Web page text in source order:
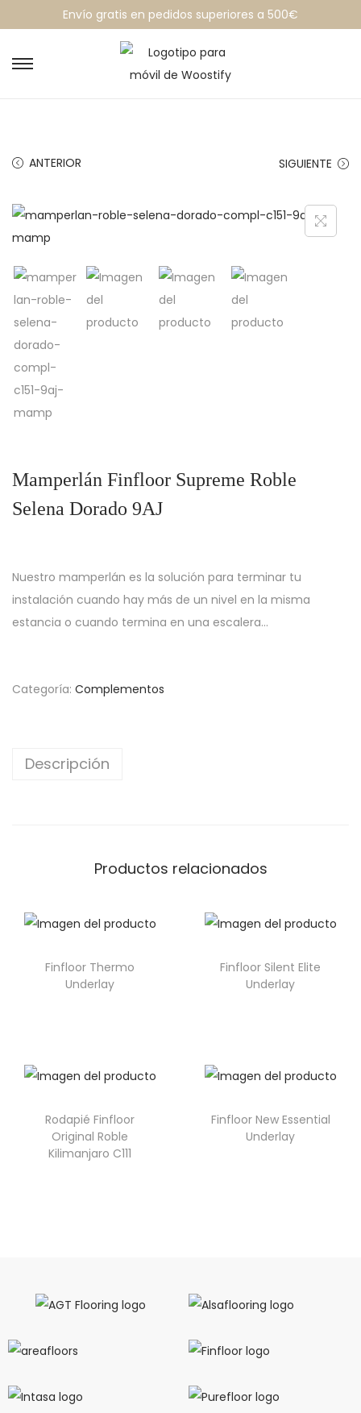
Envío gratis en pedidos superiores a 500€
ANTERIOR SIGUIENTE
Mamperlán Finfloor Supreme Roble
Selena Dorado 9AJ
Nuestro mamperlán es la solución para terminar tu
instalación cuando hay más de un nivel en la misma
estancia o cuando termina en una escalera…
Categoría: Complementos
Descripción
Productos relacionados
Finfloor Thermo
Underlay
Finfloor Silent Elite
Underlay
Rodapié Finfloor
Original Roble
Kilimanjaro C111
Finfloor New Essential
Underlay